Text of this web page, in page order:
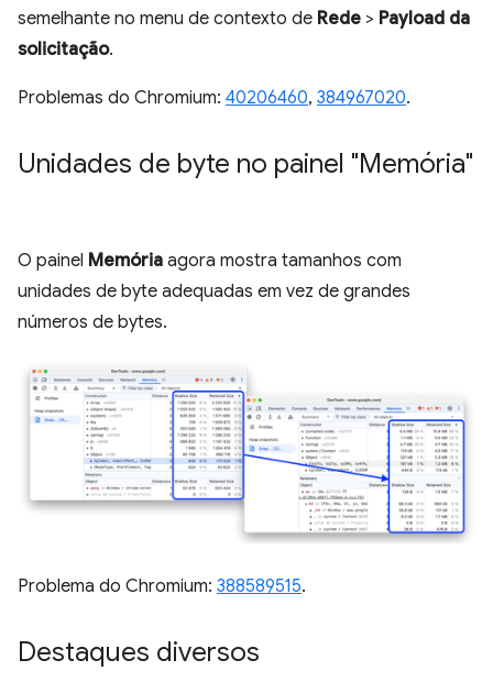
semelhante no menu de contexto de Rede > Payload da
solicitação.
Problemas do Chromium: 40206460, 384967020.
Unidades de byte no painel "Memória"
O painel Memória agora mostra tamanhos com
unidades de byte adequadas em vez de grandes
números de bytes.
Problema do Chromium: 388589515.
Destaques diversos